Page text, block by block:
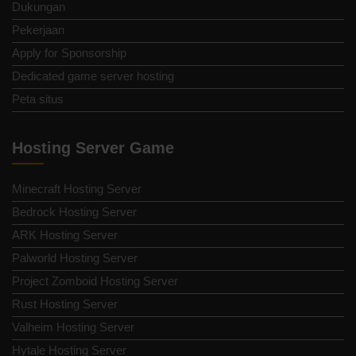
Dukungan
Pekerjaan
Apply for Sponsorship
Dedicated game server hosting
Peta situs
Hosting Server Game
Minecraft Hosting Server
Bedrock Hosting Server
ARK Hosting Server
Palworld Hosting Server
Project Zomboid Hosting Server
Rust Hosting Server
Valheim Hosting Server
Hytale Hosting Server